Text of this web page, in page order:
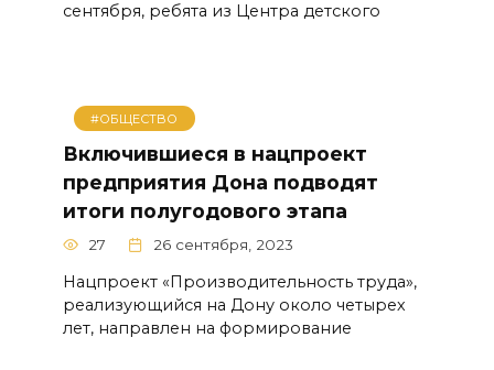
сентября, ребята из Центра детского
#ОБЩЕСТВО
Включившиеся в нацпроект
предприятия Дона подводят
итоги полугодового этапа
27 26 сентября, 2023
Нацпроект «Производительность труда»,
реализующийся на Дону около четырех
лет, направлен на формирование